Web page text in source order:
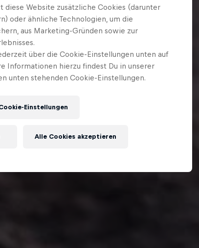
diese Website zusätzliche Cookies (darunter
oder ähnliche Technologien, um die
aus Marketing-Gründen sowie zur
über die Cookie-Einstellungen unten auf
Informationen hierzu findest Du in unserer
unten stehenden Cookie-Einstellungen.
Einstellungen
Alle Cookies akzeptieren